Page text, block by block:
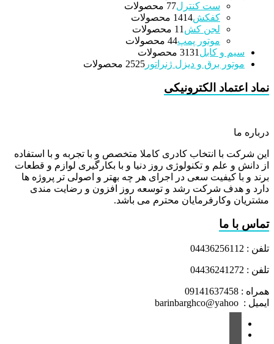
ست کنترل 77 محصولات
کفکش
1414 محصولات
لجن کش
1 1 محصولات
موتور پمپ 44 محصولات
سیم و کابل
3131 محصولات
موتور برق و دیزل ژنراتور
2525 محصولات
نماد اعتماد الکترونیکی
درباره ما
این شرکت با انتخاب کادری کاملا متخصص و با تجربه و با استفاده
از دانش و علم و تکنولوژی روز دنیا و با بکارگیری لوازم و قطعات
برند و با کیفیت سعی در اجرای هر چه بهتر و اصولی تر پروژه ها
دارد و هدف شرکت رشد و توسعه روز افزون و رضایت مندی
مشتریان وکارفرمایان محترم می باشد.
تماس با ما
تلفن : 04436256112
تلفن : 04436241272
همراه : 09141637458
ایمیل : barinbarghco@yahoo